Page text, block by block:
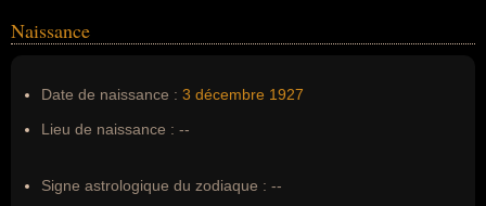
Nom de famille :Andy Williams
Naissance
Date de naissance : 3 décembre 1927
Lieu de naissance : --
Signe astrologique du zodiaque : --